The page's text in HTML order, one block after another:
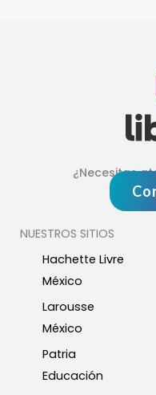
¿Necesitas
NUESTROS SITIOS
Hachette Livre
México
Larousse
México
Patria
Educación